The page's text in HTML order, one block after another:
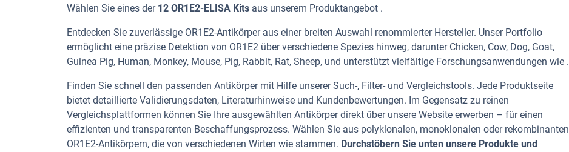
Wählen Sie eines der 12 OR1E2-ELISA Kits aus unserem Produktangebot .
Entdecken Sie zuverlässige OR1E2-Antikörper aus einer breiten Auswahl renommierter Hersteller. Unser Portfolio
ermöglicht eine präzise Detektion von OR1E2 über verschiedene Spezies hinweg, darunter Chicken, Cow, Dog, Goat,
Guinea Pig, Human, Monkey, Mouse, Pig, Rabbit, Rat, Sheep, und unterstützt vielfältige Forschungsanwendungen wie .
Finden Sie schnell den passenden Antikörper mit Hilfe unserer Such-, Filter- und Vergleichstools. Jede Produktseite
bietet detaillierte Validierungsdaten, Literaturhinweise und Kundenbewertungen. Im Gegensatz zu reinen
Vergleichsplattformen können Sie Ihre ausgewählten Antikörper direkt über unsere Website erwerben – für einen
effizienten und transparenten Beschaffungsprozess. Wählen Sie aus polyklonalen, monoklonalen oder rekombinanten
OR1E2-Antikörpern, die von verschiedenen Wirten wie stammen. Durchstöbern Sie unten unsere Produkte und